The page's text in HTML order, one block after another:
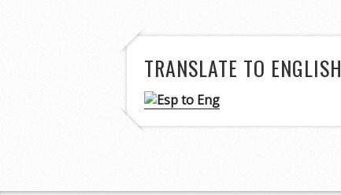
TRANSLATE TO ENGLISH